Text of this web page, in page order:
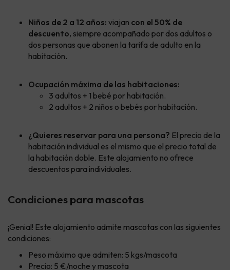
Niños de 2 a 12 años: viajan con el 50% de
descuento, siempre acompañado por dos adultos o
dos personas que abonen la tarifa de adulto en la
habitación.
Ocupación máxima de las habitaciones:
3 adultos + 1 bebé por habitación.
2 adultos + 2 niños o bebés por habitación.
¿Quieres reservar para una persona? El precio de la
habitación individual es el mismo que el precio total de
la habitación doble. Este alojamiento no ofrece
descuentos para individuales.
Condiciones para mascotas
¡Genial! Este alojamiento admite mascotas con las siguientes
condiciones:
Peso máximo que admiten: 5 kgs/mascota
Precio: 5 €/noche y mascota